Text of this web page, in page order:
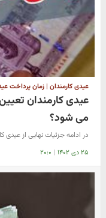
عیدی کارمندان | زمان پرداخت
عیدی کارمندان
می شود؟
در ادامه جزئیات نهایی از عیدی
۲۵ دی ۱۴۰۲ | ۲۰:۰